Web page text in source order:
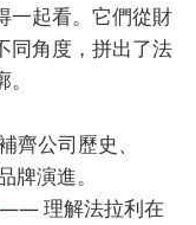
一起看。它們從財
同角度，拼出了法
公司歷史、
演進。
—— 理解法拉利在